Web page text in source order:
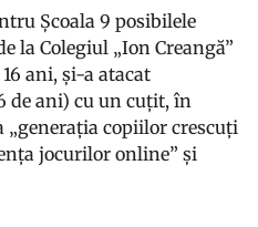
Școala 9 posibilele
la Colegiul „Ion Creangă”
ani, și-a atacat
de ani) cu un cuțit, în
„generația copiilor crescuți
jocurilor online” și